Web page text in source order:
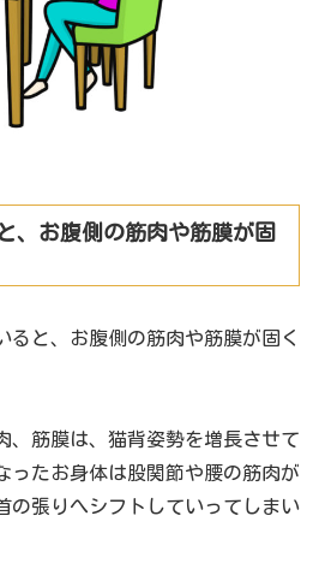
、お腹側の筋肉や筋膜が固
ると、お腹側の筋肉や筋膜が固く
、筋膜は、猫背姿勢を増長させて
ったお身体は股関節や腰の筋肉が
の張りへシフトしていってしまい